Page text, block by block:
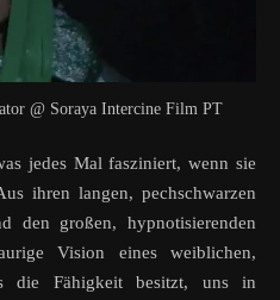
@ Soraya Intercine Film PT
jedes Mal fasziniert, wenn sie
ihren langen, pechschwarzen
den großen, hypnotisierenden
Vision eines weiblichen,
die Fähigkeit besitzt, uns in